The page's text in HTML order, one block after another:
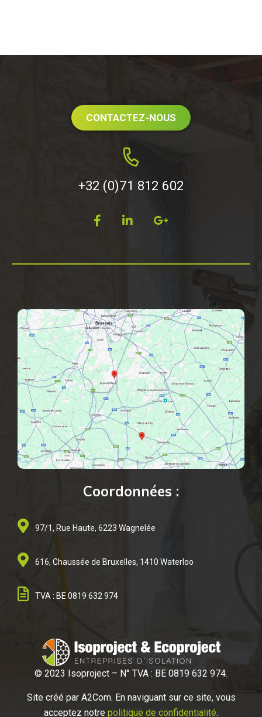
CONTACTEZ-NOUS
+32 (0)71 812 602
© 2023 Isoproject – N° TVA : BE 0819 632 974.
Site créé par A2Com. En naviguant sur ce site, vous
acceptez notre politique de confidentialité.
Coordonnées :
97/1, Rue Haute, 6223 Wagnelée
616, Chaussée de Bruxelles, 1410 Waterloo
TVA : BE 0819 632 974